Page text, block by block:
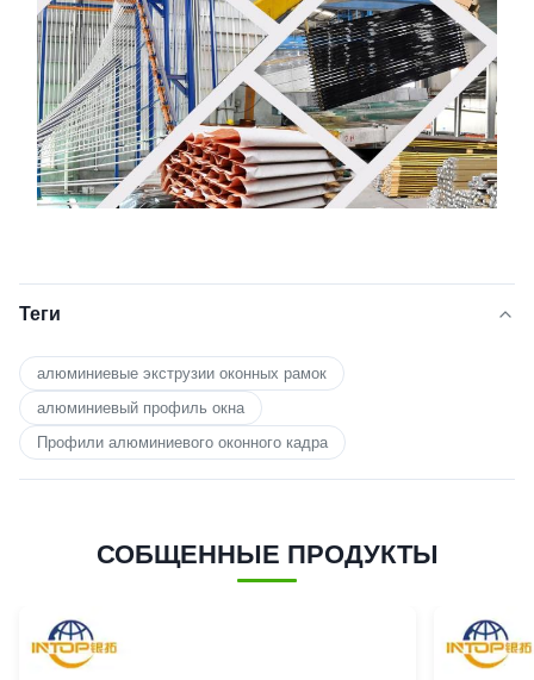
Теги
алюминиевые экструзии оконных рамок
алюминиевый профиль окна
Профили алюминиевого оконного кадра
СОБЩЕННЫЕ ПРОДУКТЫ